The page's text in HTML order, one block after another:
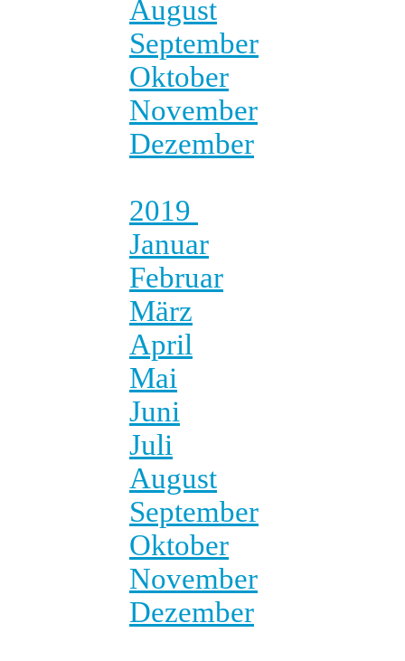
August
September
Oktober
November
Dezember
2019
Januar
Februar
März
April
Mai
Juni
Juli
August
September
Oktober
November
Dezember